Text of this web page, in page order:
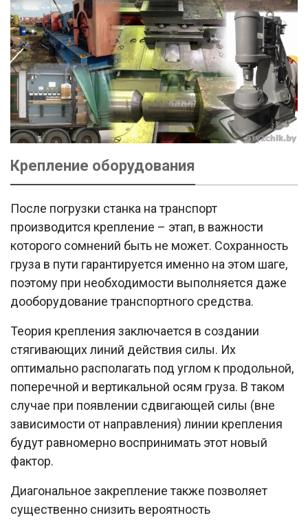
Крепление оборудования
После погрузки станка на транспорт
производится крепление – этап, в важности
которого сомнений быть не может. Сохранность
груза в пути гарантируется именно на этом шаге,
поэтому при необходимости выполняется даже
дооборудование транспортного средства.
Теория крепления заключается в создании
стягивающих линий действия силы. Их
оптимально располагать под углом к продольной,
поперечной и вертикальной осям груза. В таком
случае при появлении сдвигающей силы (вне
зависимости от направления) линии крепления
будут равномерно воспринимать этот новый
фактор.
Диагональное закрепление также позволяет
существенно снизить вероятность